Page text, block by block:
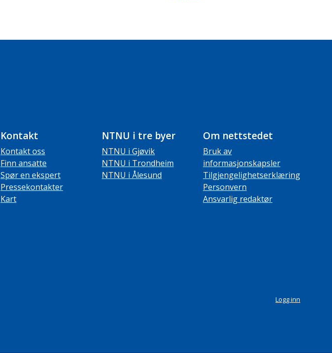
Kontakt
Kontakt oss
Finn ansatte
Spør en ekspert
Pressekontakter
Kart
NTNU i tre byer
NTNU i Gjøvik
NTNU i Trondheim
NTNU i Ålesund
Om nettstedet
Bruk av
informasjonskapsler
Tilgjengelighetserklæring
Personvern
Ansvarlig redaktør
Logg inn